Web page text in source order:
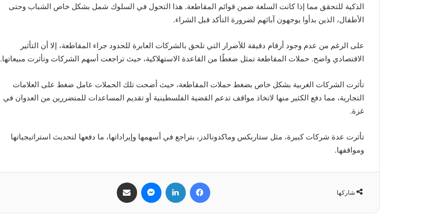
الذكية للتحقق مما إذا كانت السلعة ضمن قوائم المقاطعة. هذا التحول في السلوك شمل بشكل خاص الشباب وحتى
الأطفال، الذين بدأوا يوجهون آبائهم لضرورة التأكد قبل الشراء.
على الرغم من عدم وجود أرقام دقيقة للأضرار التي تلحق بالشركات العابرة للحدود جراء المقاطعة، إلا أن التأثير
الاقتصادي واضح. حملات المقاطعة تمثل ضغطًا من القاعدة الاستهلاكية، حيث تراجعت أسهم الشركات وتأثرت مبيعاتها.
تأثرت الشركات الغربية بشكل خاص بضغط حملات المقاطعة، حيث أضحت تلك الحملات عامل ضغط على العلامات
التجارية، مما دفع الكثير منها لاتخاذ مواقف تدعم القضية الفلسطينية أو تقديم المساعدات للمتضررين من العدوان في
غزة.
تأثرت عدة شركات كبيرة، مثل ستاربكس وماكدونالدز، بتراجع في أسهمها وإيراداتها، ما دفعها لتحديث استراتيجياتها
ومواقفها.
شاركها
فيسبوك لينكدإن ماسنجر